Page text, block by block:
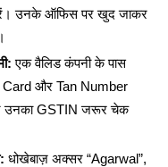
उनके ऑफिस पर खुद जाकर
एक वैलिड कंपनी के पास
और Tan Number
उनका GSTIN जरूर चेक
धोखेबाज़ अक्सर “Agarwal”,